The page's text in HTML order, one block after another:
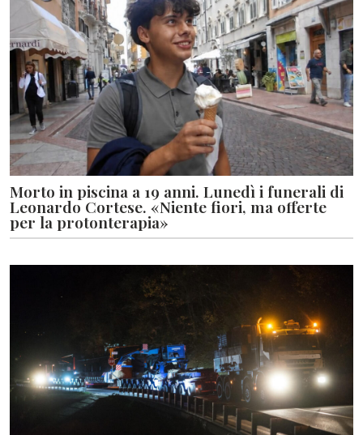
Morto in piscina a 19 anni. Lunedì i funerali di
Leonardo Cortese. «Niente fiori, ma offerte
per la protonterapia»